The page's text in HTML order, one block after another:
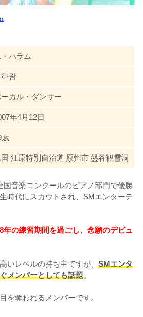
ハラム
람
ーカル・ダンサー
年4月12日
歳
江原特別自治道 原州市 盤谷観雪洞
国音楽コンクールのピアノ部門で優勝
時代にスカウトされ、SMエンターテ
8年の練習期間を過ごし、念願のデビュ
いレベルの持ち主ですが、 SMエンタ
メンバーとしても話題。
を奪われるメンバーです。